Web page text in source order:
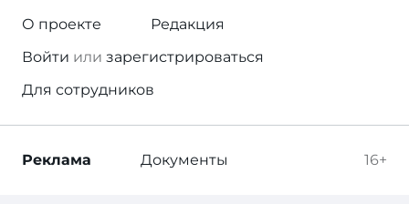
О проекте
Редакция
Войти или зарегистрироваться
Для сотрудников
16+
Реклама Документы